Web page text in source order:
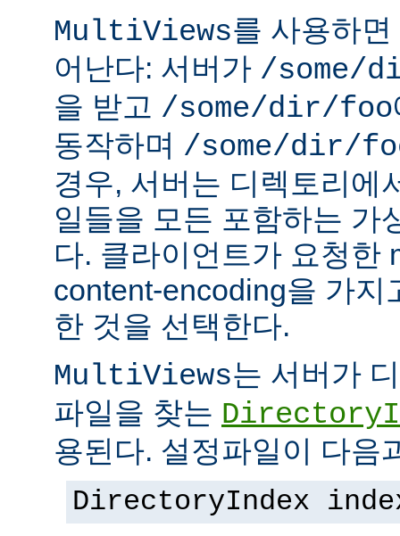
MultiViews를 사용하
어난다: 서버가 /some/
을 받고 /some/dir/foo
동작하며 /some/dir/
경우, 서버는 디렉토리에
일들을 모든 포함하는 가
다. 클라이언트가 요청한
content-encoding을 가지
한 것을 선택한다.
MultiViews는 서버가
파일을 찾는
용된다. 설정파일이 다음
DirectoryIndex